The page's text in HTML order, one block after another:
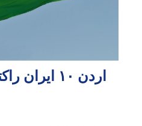
اردن ۱۰ ایران راکتینی ووروب